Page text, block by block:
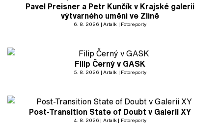
Pavel Preisner a Petr Kunčík v Krajské galerii
výtvarného umění ve Zlíně
6. 8. 2026 Artalk Fotoreporty
Filip Černý v GASK
5. 8. 2026 Artalk Fotoreporty
Post-Transition State of Doubt v Galerii XY
4. 8. 2026 Artalk Fotoreporty